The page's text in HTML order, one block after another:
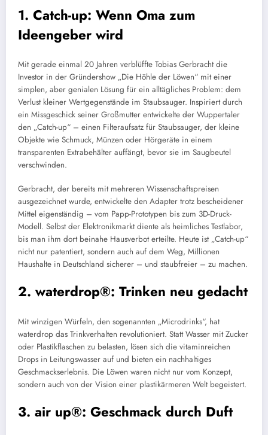
1. Catch-up: Wenn Oma zum
Ideengeber wird
Mit gerade einmal 20 Jahren verblüffte Tobias Gerbracht die
Investor in der Gründershow „Die Höhle der Löwen“ mit einer
simplen, aber genialen Lösung für ein alltägliches Problem: dem
Verlust kleiner Wertgegenstände im Staubsauger. Inspiriert durch
ein Missgeschick seiner Großmutter entwickelte der Wuppertaler
den „Catch-up“ – einen Filteraufsatz für Staubsauger, der kleine
Objekte wie Schmuck, Münzen oder Hörgeräte in einem
transparenten Extrabehälter auffängt, bevor sie im Saugbeutel
verschwinden.
Gerbracht, der bereits mit mehreren Wissenschaftspreisen
ausgezeichnet wurde, entwickelte den Adapter trotz bescheidener
Mittel eigenständig – vom Papp-Prototypen bis zum 3D-Druck-
Modell. Selbst der Elektronikmarkt diente als heimliches Testlabor,
bis man ihm dort beinahe Hausverbot erteilte. Heute ist „Catch-up“
nicht nur patentiert, sondern auch auf dem Weg, Millionen
Haushalte in Deutschland sicherer – und staubfreier – zu machen.
2. waterdrop®: Trinken neu gedacht
Mit winzigen Würfeln, den sogenannten „Microdrinks“, hat
waterdrop das Trinkverhalten revolutioniert. Statt Wasser mit Zucker
oder Plastikflaschen zu belasten, lösen sich die vitaminreichen
Drops in Leitungswasser auf und bieten ein nachhaltiges
Geschmackserlebnis. Die Löwen waren nicht nur vom Konzept,
sondern auch von der Vision einer plastikärmeren Welt begeistert.
3. air up®: Geschmack durch Duft